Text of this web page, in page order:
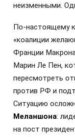
неизменными.
По-настоящему
«коалиции
Франции
Марин Ле Пен,
пересмотреть
против РФ и
Ситуацию
Меланшона:
на пост